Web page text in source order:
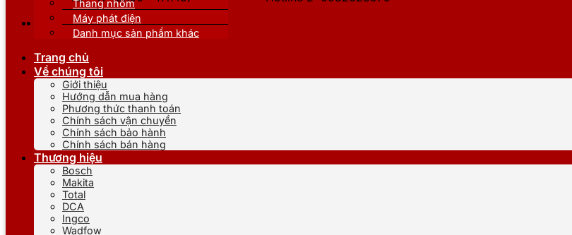
Thang nhôm
Máy phát điện
Danh mục sản phẩm khác
Trang chủ
Về chúng tôi
Giới thiệu
Hướng dẫn mua hàng
Phương thức thanh toán
Chính sách vận chuyển
Chính sách bảo hành
Chính sách bán hàng
Thương hiệu
Bosch
Makita
Total
DCA
Ingco
Wadfow